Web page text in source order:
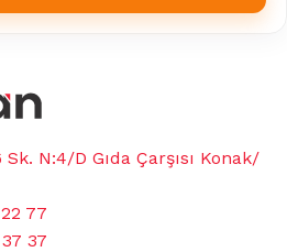
N:4/D Gıda Çarşısı Konak/
77
37